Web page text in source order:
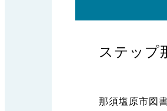
ステップ
那須塩原市図